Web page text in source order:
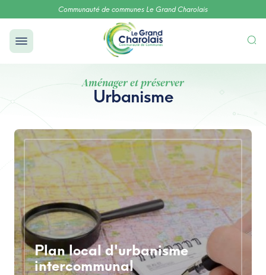
Communauté de communes Le Grand Charolais
Aménager et préserver
Urbanisme
Plan local d'urbanisme
intercommunal